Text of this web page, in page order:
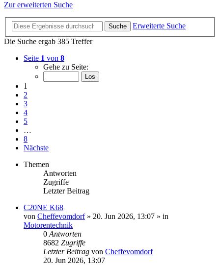
Zur erweiterten Suche
Suche
Erweiterte Suche
Die Suche ergab 385 Treffer
Seite 1 von 8
Gehe zu Seite:
1
2
3
4
5
…
8
Nächste
Themen
Antworten
Zugriffe
Letzter Beitrag
C20NE K68
von Cheffevomdorf» 20. Jun 2026, 13:07 » in
Motorentechnik
0 Antworten
8682 Zugriffe
Letzter Beitrag von Cheffevomdorf
20. Jun 2026, 13:07